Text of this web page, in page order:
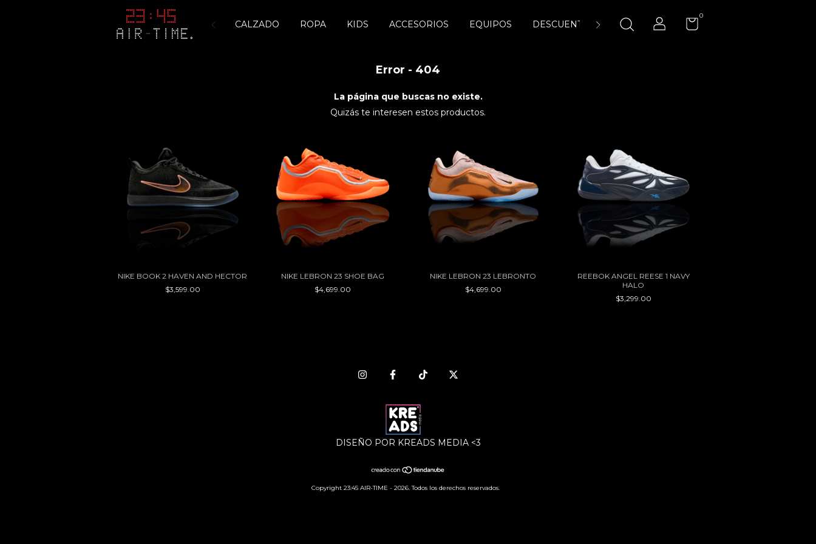
CALZADO ROPA KIDS ACCESORIOS EQUIPOS DESCUENTOS ENCUÉNTRANOS
0
Error - 404
La página que buscas no existe.
Quizás te interesen estos productos.
NIKE BOOK 2 HAVEN AND HECTOR
$3,599.00
NIKE LEBRON 23 SHOE BAG
$4,699.00
NIKE LEBRON 23 LEBRONTO
$4,699.00
REEBOK ANGEL REESE 1 NAVY
HALO
$3,299.00
DISEÑO POR KREADS MEDIA <3
Copyright 23:45 AIR-TIME - 2026. Todos los derechos reservados.